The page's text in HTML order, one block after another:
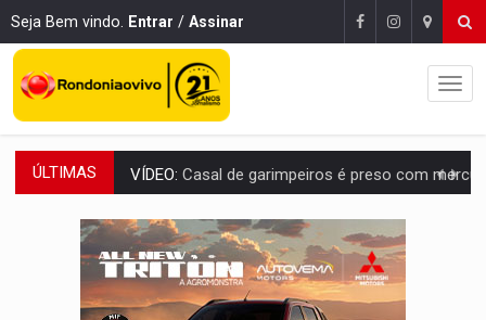
Seja Bem vindo. Entrar / Assinar
ÚLTIMAS VÍDEO: Casal de garimpeiros é preso com mercúrio em
EDUCAÇÃO BÁSICA:Ideb avança nos anos iniciais do ensino
CONTA DIFÍCIL:Com as novidades na corrida ao Senado as contas
CH4C1NA:Disputa entre PCC e CV deixa dez mortos em cinco